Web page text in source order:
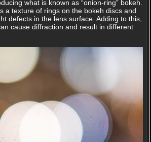
what is known as “onion-ring” bokeh.
a texture of rings on the bokeh discs and
defects in the lens surface. Adding to this,
cause diffraction and result in different